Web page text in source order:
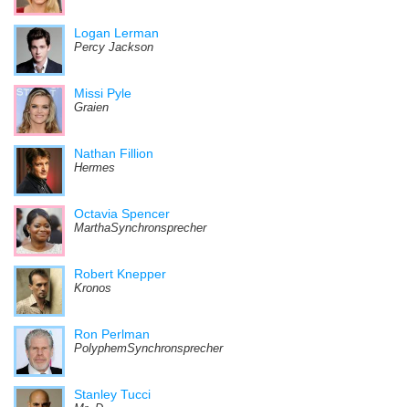
Logan Lerman
Percy Jackson
Missi Pyle
Graien
Nathan Fillion
Hermes
Octavia Spencer
MarthaSynchronsprecher
Robert Knepper
Kronos
Ron Perlman
PolyphemSynchronsprecher
Stanley Tucci